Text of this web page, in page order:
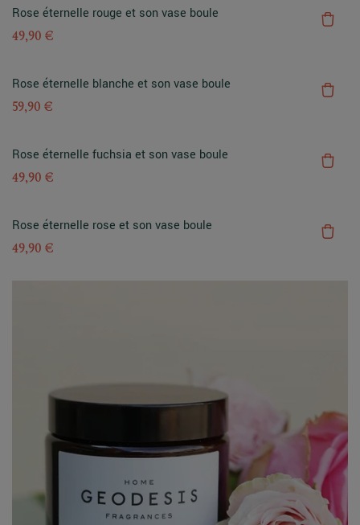
Rose éternelle rouge et son vase boule
49,90 €
Rose éternelle blanche et son vase boule
59,90 €
Rose éternelle fuchsia et son vase boule
49,90 €
Rose éternelle rose et son vase boule
49,90 €